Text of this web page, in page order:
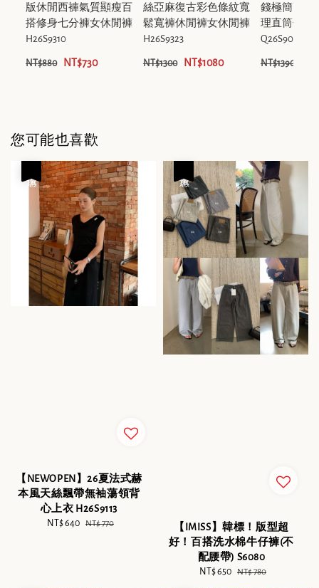
版休閒西褲氣質顯瘦百
搭修身七分褲女休閒褲
H26S9310
NT$880 NT$730
絲亞麻復古彩色條紋寬
鬆寬褲休閒褲女休閒褲
H26S9323
NT$1300 NT$1080
錢極簡高腰
理直筒休閒
Q26S9009
NT$1390
您可能也喜歡
【NEWOPEN】26夏法式赫
本風天絲飄帶無袖蕩領背
心上衣 H26S9113
Sale
NT$ 640 Regular
NT$ 770
【IMISS】韓標！版型超
好！百搭洗水棉牛仔褲(不
配腰帶) S6080
Sale
NT$ 650 Regular
NT$ 780